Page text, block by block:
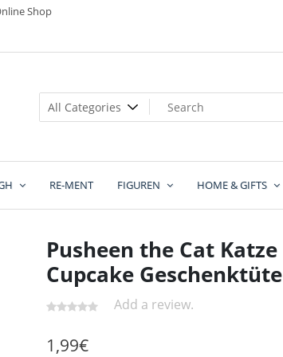
Shop
RE-MENT FIGUREN HOME & GIFTS
Pusheen the Cat Katze
Cupcake Geschenktüte
Add a review.
1,99€